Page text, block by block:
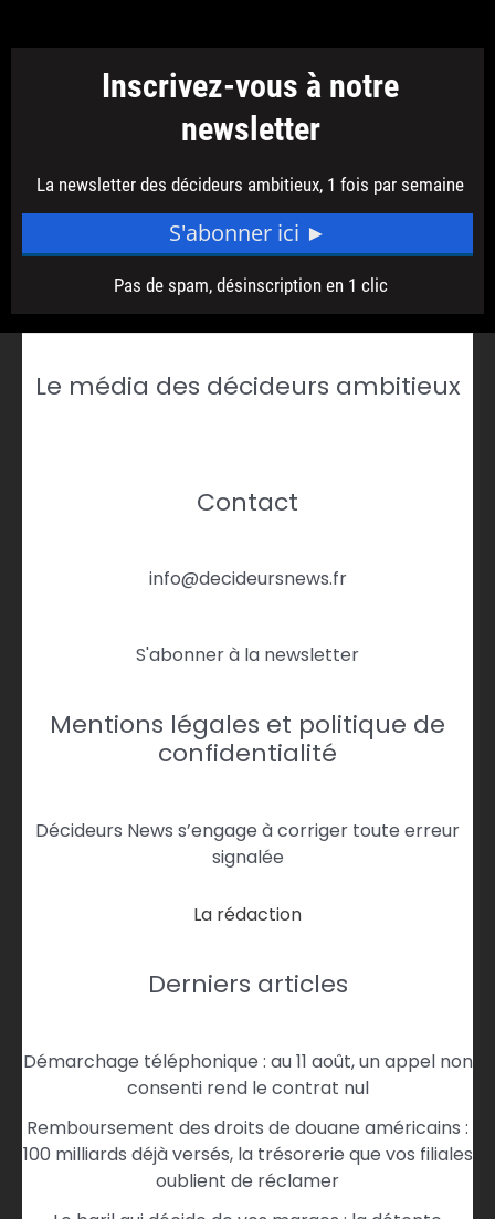
Le média des décideurs ambitieux
Contact
info@decideursnews.fr
S'abonner à la newsletter
Mentions légales et politique de
confidentialité
Décideurs News s’engage à corriger toute erreur
signalée
La rédaction
Derniers articles
Démarchage téléphonique : au 11 août, un appel non
consenti rend le contrat nul
Remboursement des droits de douane américains :
100 milliards déjà versés, la trésorerie que vos filiales
oublient de réclamer